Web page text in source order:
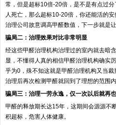
常，但是超标10倍-20倍，是不是有点过
人死亡，那么超标10-20倍，你还能活的
治理公司故意调高甲醛数值，下一步就是让
骗局二：治理效果对比非常明显
经这些甲醛治理机构治理过的室内就去暗
显，不懂得人真的相信甲醛治理机构确实
乎为0，殊不知这就是甲醛治理机构又当
治理后再次检测甲醛就回到了理想的范围
骗局三：治理一劳永逸，仅一次以后就再
甲醛的释放期长达15年，这期间会源源不
积超标，危害人体健康。